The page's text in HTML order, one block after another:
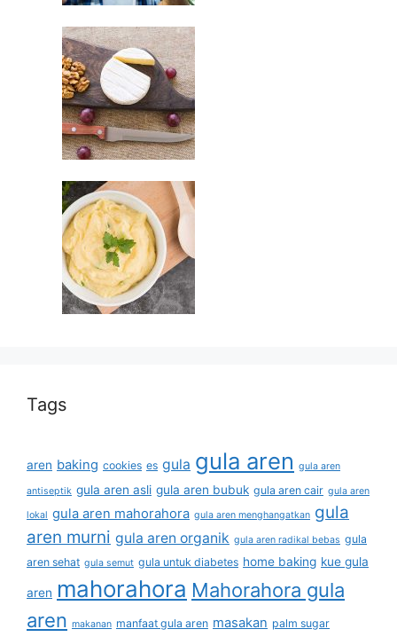
Tags
aren baking cookies es gula gula aren gula aren
antiseptik gula aren asli gula aren bubuk gula aren cair gula aren
lokal gula aren mahorahora gula aren menghangatkan gula
aren murni gula aren organik gula aren radikal bebas gula
aren sehat gula semut gula untuk diabetes home baking kue gula
aren mahorahora Mahorahora gula
aren makanan manfaat gula aren masakan palm sugar